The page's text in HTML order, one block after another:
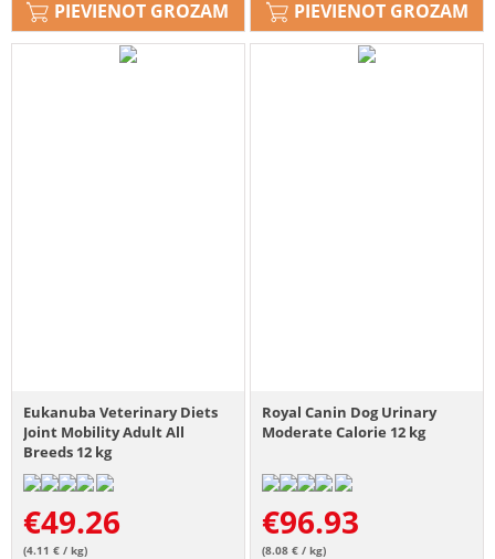
PIEVIENOT GROZAM PIEVIENOT GROZAM
Eukanuba Veterinary Diets
Joint Mobility Adult All
Breeds 12 kg
€49.26
(4.11 € / kg)
Royal Canin Dog Urinary
Moderate Calorie 12 kg
€96.93
(8.08 € / kg)